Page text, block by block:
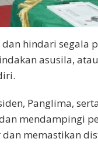
hindari segala
asusila,
Panglima,
mendampingi
memastikan